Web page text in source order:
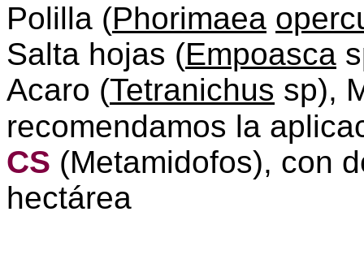
Polilla (Phorimaea
Salta hojas (Empoasca
Acaro (Tetranichus sp),
recomendamos la
CS (Metamidofos), con
hectárea